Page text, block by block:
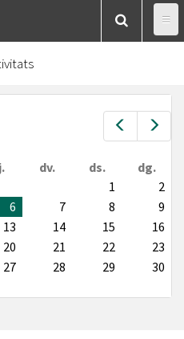
Prev
dv. ds.
dg.
1
2
6 7 8
9
13 14 15
16
20 21 22
23
27 28 29
30